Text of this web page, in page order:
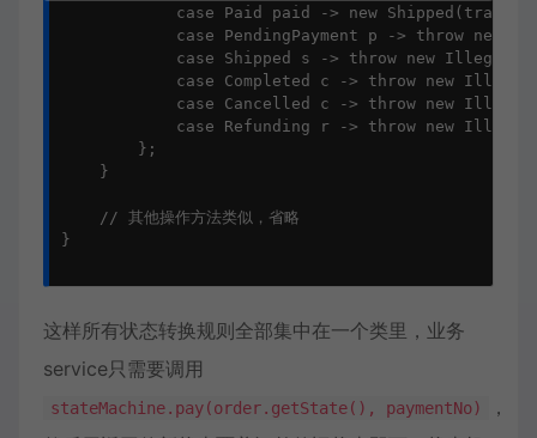
case Paid paid -> new
case PendingPayment p -> throw new
case Shipped s -> throw new
case Completed c -> throw new
case Cancelled c -> throw new
case Refunding r -> throw new
        };
    }
    // 其他操作方法类似，省略
}
这样所有状态转换规则全部集中在一个类里，业务
service只需要调用
stateMachine.pay(order.getState(), paymentNo)
，